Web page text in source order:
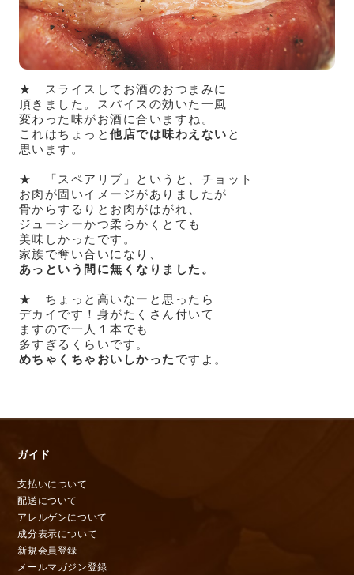
★ スライスしてお酒のおつまみに
頂きました。スパイスの効いた一風
変わった味がお酒に合いますね。
これはちょっと他店では味わえない と
思います。
★ 「スペアリブ」というと、チョット
お肉が固いイメージがありましたが
骨からするりとお肉がはがれ、
ジューシーかつ柔らかくとても
美味しかったです。
家族で奪い合いになり、
あっという間に無くなりました。
★ ちょっと高いなーと思ったら
デカイです！身がたくさん付いて
ますので一人１本でも
多すぎるくらいです。
めちゃくちゃおいしかった ですよ。
ガイド
支払いについて
配送について
アレルゲンについて
成分表示について
新規会員登録
メールマガジン登録